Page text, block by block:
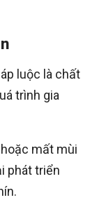
luộc là chất
trình gia
mất mùi
phát triển